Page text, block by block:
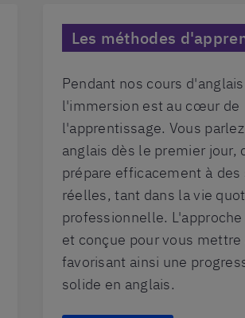
Les méthodes
Pendant nos cours
l'immersion est au cœur de
l'apprentissage. Vous
anglais dès le premier jour,
prépare efficacement à des
réelles, tant dans la vie
professionnelle.
et conçue pour vous mettre
favorisant ainsi une
solide en anglais.